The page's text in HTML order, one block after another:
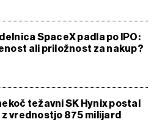
SpaceX padla po IPO:
ali priložnost za nakup?
težavni SK Hynix postal
vrednostjo 875 milijard